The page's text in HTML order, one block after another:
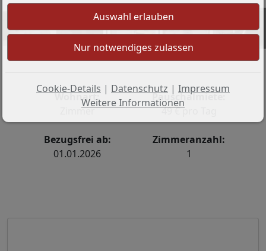
+7
Wohnart:
Zimmer
Pauschalmiete:
49 € pro Tag
Bezugsfrei ab:
01.01.2026
Zimmeranzahl:
1
Cookie-Details | Datenschutz | Impressum
Weitere Informationen